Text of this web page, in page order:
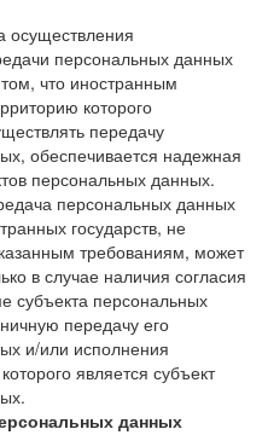
осуществления
персональных данных
что иностранным
которого
передачу
обеспечивается надежная
персональных данных.
персональных данных
государств, не
требованиям, может
в случае наличия согласия
субъекта персональных
передачу его
и/или исполнения
является субъект
данных